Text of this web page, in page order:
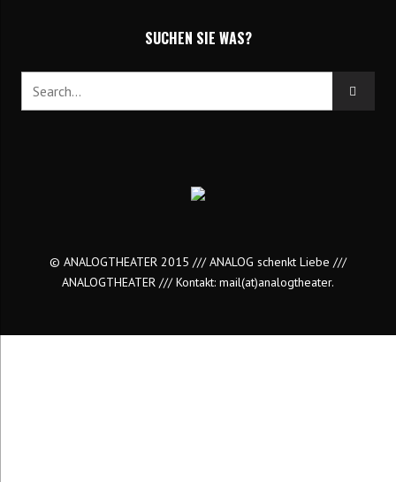
SUCHEN SIE WAS?
© ANALOGTHEATER 2015 /// ANALOG schenkt Liebe ///
ANALOGTHEATER /// Kontakt: mail(at)analogtheater.